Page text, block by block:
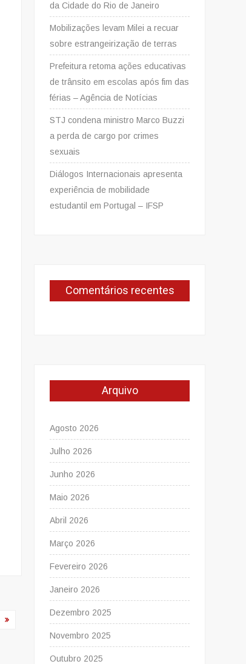
da Cidade do Rio de Janeiro
Mobilizações levam Milei a recuar
sobre estrangeirização de terras
Prefeitura retoma ações educativas
de trânsito em escolas após fim das
férias – Agência de Notícias
STJ condena ministro Marco Buzzi
a perda de cargo por crimes
sexuais
Diálogos Internacionais apresenta
experiência de mobilidade
estudantil em Portugal – IFSP
Comentários recentes
Arquivo
Agosto 2026
Julho 2026
Junho 2026
Maio 2026
Abril 2026
Março 2026
Fevereiro 2026
Janeiro 2026
Dezembro 2025
Novembro 2025
Outubro 2025